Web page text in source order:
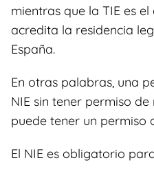
mientras que la TIE es
acredita la residencia
España.
En otras palabras, una
NIE sin tener permiso
puede tener un permiso
El NIE es obligatorio